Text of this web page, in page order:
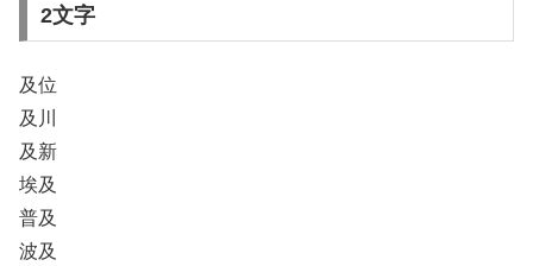
2文字
及位
及川
及新
埃及
普及
波及